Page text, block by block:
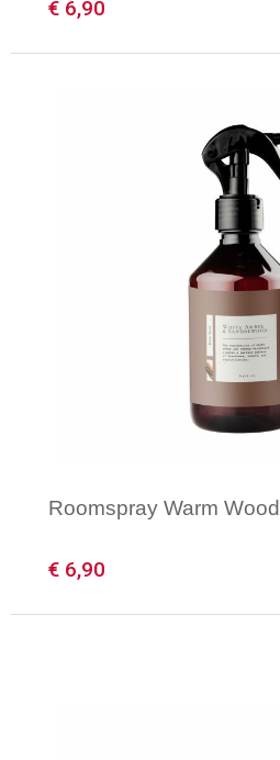
€ 6,90
Minimale afname: 50
Roomspray Warm Wood
€ 6,90